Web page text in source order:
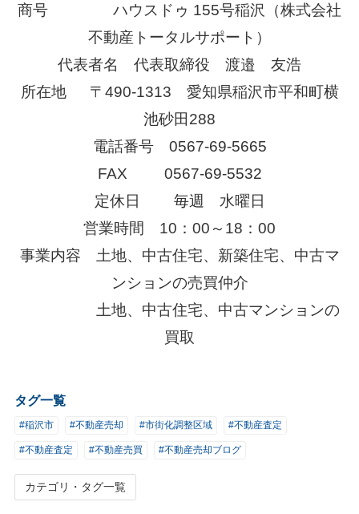
商号
ハウスドゥ 155号稲沢（株式会社
不動産トータルサポート）
代表者名 代表取締役 渡邉 友浩
所在地 〒490-1313 愛知県稲沢市平和町横
池砂田288
電話番号 0567-69-5665
FAX
0567-69-5532
定休日
毎週 水曜日
営業時間 10：00～18：00
事業内容 土地、中古住宅、新築住宅、中古マ
ンションの売買仲介
土地、中古住宅、中古マンションの
買取
タグ一覧
#稲沢市 #不動産売却 #市街化調整区域 #不動産査定
#不動産査定 #不動産売買 #不動産売却ブログ
カテゴリ・タグ一覧